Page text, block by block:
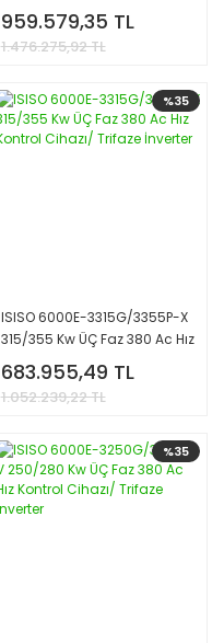
Cihazı/ Trifaze İnverter
959.579,35 TL
1.476.275,92 TL
%35
ISISO 6000E-3315G/3355P-X
315/355 Kw ÜÇ Faz 380 Ac Hız
Kontrol Cihazı/ Trifaze
İnverter
683.955,49 TL
1.052.239,22 TL
%35